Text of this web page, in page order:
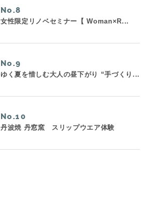
No.
女性限定リノベセミナー【 Woman×R...
No.
ゆく夏を惜しむ大人の昼下がり “手づくり...
No.
丹波焼 丹窓窯 スリップウエア体験